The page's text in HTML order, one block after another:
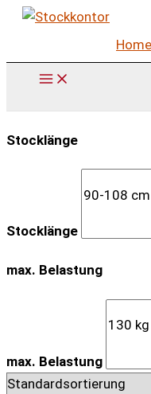
Zum
springen
Home
Stocklänge
Stocklänge
max. Belastung
max. Belastung